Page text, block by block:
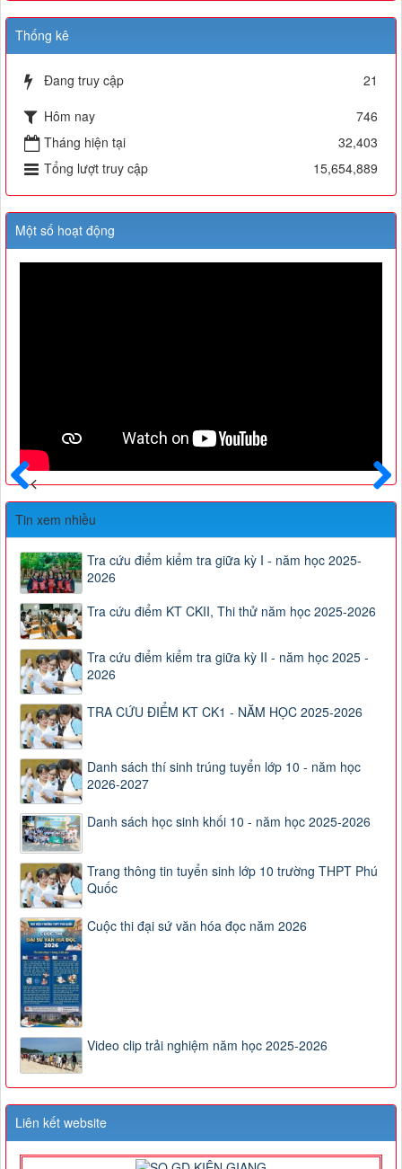
Thống kê
Đang truy cập
21
Hôm nay
746
Tháng hiện tại
32,403
Tổng lượt truy cập
15,654,889
Một số hoạt động
Sau
Trước
Tin xem nhiều
Tra cứu điểm kiểm tra giữa kỳ I - năm học 2025-
2026
Tra cứu điểm KT CKII, Thi thử năm học 2025-2026
Tra cứu điểm kiểm tra giữa kỳ II - năm học 2025 -
2026
TRA CỨU ĐIỂM KT CK1 - NĂM HỌC 2025-2026
Danh sách thí sinh trúng tuyển lớp 10 - năm học
2026-2027
Danh sách học sinh khối 10 - năm học 2025-2026
Trang thông tin tuyển sinh lớp 10 trường THPT Phú
Quốc
Cuộc thi đại sứ văn hóa đọc năm 2026
Video clip trải nghiệm năm học 2025-2026
Liên kết website